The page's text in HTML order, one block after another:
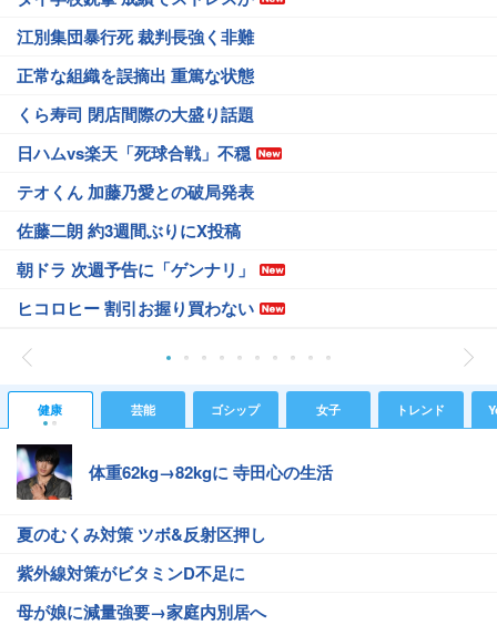
江別集団暴行死 裁判長強く非難
正常な組織を誤摘出 重篤な状態
くら寿司 閉店間際の大盛り話題
日ハムvs楽天「死球合戦」不穏
テオくん 加藤乃愛との破局発表
佐藤二朗 約3週間ぶりにX投稿
朝ドラ 次週予告に「ゲンナリ」
ヒコロヒー 割引お握り買わない
健康 芸能 ゴシップ 女子 トレンド
体重62kg→82kgに 寺田心の生活
夏のむくみ対策 ツボ&反射区押し
紫外線対策がビタミンD不足に
母が娘に減量強要→家庭内別居へ